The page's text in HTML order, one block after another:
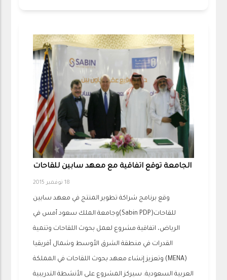
الجامعة توقع اتفاقية مع معهد سابين للقاحات
18 نوفمبر 2015
وقع برنامج شراكة تطوير المنتج في معهد سابين
للقاحات(Sabin PDP)وجامعة الملك سعود أمس في
الرياض، اتفاقية مشروع لعمل بحوث اللقاحات وتنمية
القدرات في منطقة الشرق الأوسط وشمال أفريقيا
(MENA) وتعزيز إنشاء معهد بحوث اللقاحات في المملكة
العربية السعودية. سيركز المشروع على الأنشطة التدريبية